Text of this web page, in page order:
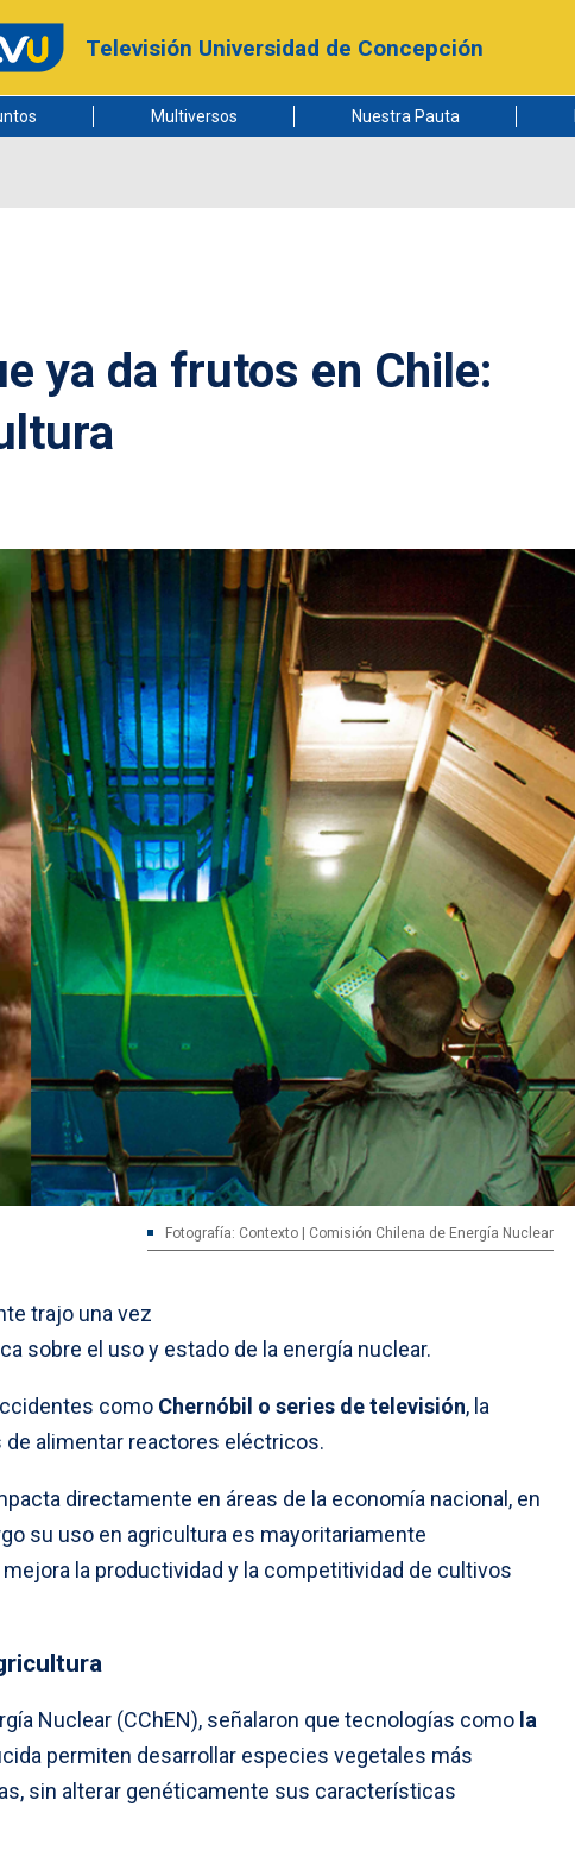
Televisión Universidad de Concepción
Multiversos Nuestra Pauta
ya da frutos en Chile:
Fotografía: Contexto | Comisión Chilena de Energía Nuclear
trajo una vez
sobre el uso y estado de la energía nuclear.
como Chernóbil o series de televisión, la
alimentar reactores eléctricos.
directamente en áreas de la economía nacional, en
su uso en agricultura es mayoritariamente
la productividad y la competitividad de cultivos
Nuclear (CChEN), señalaron que tecnologías como la
permiten desarrollar especies vegetales más
sin alterar genéticamente sus características